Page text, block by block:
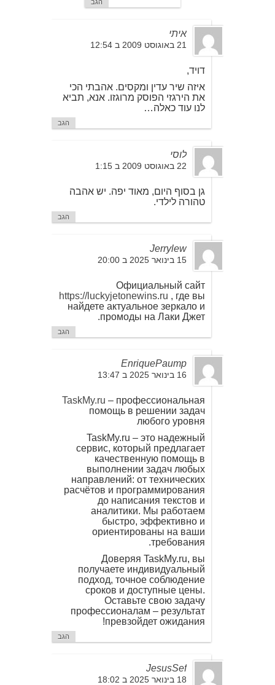
הגב
איתי
21 באוגוסט 2009 ב 12:54
דויד,
איזה שיר עדין ומקסים. אהבתי הכי
את הירגזי הפוסק מרוגזו. אנא, תביא
לנו עוד כאלה…
הגב
לוסי
22 באוגוסט 2009 ב 1:15
גן בסוף היום, מאוד יפה. יש אהבה
טהורה לילדי.
הגב
Jerrylew
15 בינואר 2025 ב 20:00
Официальный сайт
https://luckyjetonewins.ru , где вы
найдете актуальное зеркало и
промоды на Лаки Джет.
הגב
EnriquePaump
16 בינואר 2025 ב 13:47
TaskMy.ru – профессиональная
помощь в решении задач
любого уровня
TaskMy.ru – это надежный
сервис, который предлагает
качественную помощь в
выполнении задач любых
направлений: от технических
расчётов и программирования
до написания текстов и
аналитики. Мы работаем
быстро, эффективно и
ориентированы на ваши
требования.
Доверяя TaskMy.ru, вы
получаете индивидуальный
подход, точное соблюдение
сроков и доступные цены.
Оставьте свою задачу
профессионалам – результат
превзойдет ожидания!
הגב
JesusSef
18 בינואר 2025 ב 18:02